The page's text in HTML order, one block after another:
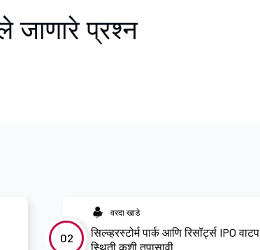
जाणारे प्रश्न
02
वरदा खाडे
सिल्व्हरस्टोर्म पार्क आणि रिसॉर्ट्स IPO वाटप